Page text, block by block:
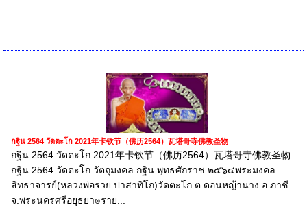
กฐิน 2564 วัดตะโก 2021年卡钦节（佛历2564）瓦塔哥寺佛教圣物
กฐิน 2564 วัดตะโก 2021年卡钦节（佛历2564）瓦塔哥寺佛教圣物
กฐิน 2564 วัดตะโก วัตถุมงคล กฐิน พุทธศักราช ๒๕๖๔พระมงคล
สิทธาจารย์(หลวงพ่อรวย ปาสาทิโก)วัดตะโก ต.ดอนหญ้านาง อ.ภาชี
จ.พระนครศรีอยุธยา๏ราย...